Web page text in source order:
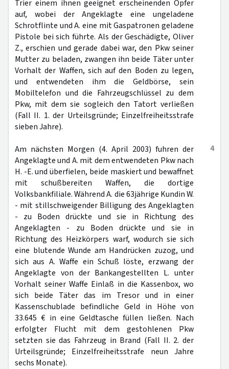
Trier einem ihnen geeignet erscheinenden Opfer
auf, wobei der Angeklagte eine ungeladene
Schrotflinte und A. eine mit Gaspatronen geladene
Pistole bei sich führte. Als der Geschädigte, Oliver
Z., erschien und gerade dabei war, den Pkw seiner
Mutter zu beladen, zwangen ihn beide Täter unter
Vorhalt der Waffen, sich auf den Boden zu legen,
und entwendeten ihm die Geldbörse, sein
Mobiltelefon und die Fahrzeugschlüssel zu dem
Pkw, mit dem sie sogleich den Tatort verließen
(Fall II. 1. der Urteilsgründe; Einzelfreiheitsstrafe
sieben Jahre).
4
Am nächsten Morgen (4. April 2003) fuhren der
Angeklagte und A. mit dem entwendeten Pkw nach
H. -E. und überfielen, beide maskiert und bewaffnet
mit schußbereiten Waffen, die dortige
Volksbankfiliale. Während A. die 63jährige Kundin W.
- mit stillschweigender Billigung des Angeklagten
- zu Boden drückte und sie in Richtung des
Angeklagten - zu Boden drückte und sie in
Richtung des Heizkörpers warf, wodurch sie sich
eine blutende Wunde am Handrücken zuzog, und
sich aus A. Waffe ein Schuß löste, erzwang der
Angeklagte von der Bankangestellten L. unter
Vorhalt seiner Waffe Einlaß in die Kassenbox, wo
sich beide Täter das im Tresor und in einer
Kassenschublade befindliche Geld in Höhe von
33.645 € in eine Geldtasche füllen ließen. Nach
erfolgter Flucht mit dem gestohlenen Pkw
setzten sie das Fahrzeug in Brand (Fall II. 2. der
Urteilsgründe; Einzelfreiheitsstrafe neun Jahre
sechs Monate).